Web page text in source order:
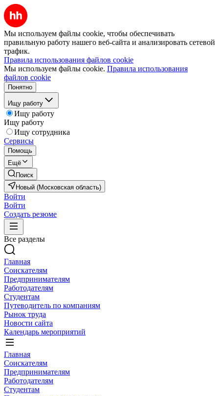
Мы используем файлы cookie, чтобы обеспечивать
правильную работу нашего веб-сайта и анализировать сетевой
трафик.
Правила использования файлов cookie
Мы используем файлы cookie. Правила использования
файлов cookie
Понятно
Ищу работу
Ищу работу
Ищу работу
Ищу сотрудника
Сервисы
Помощь
Ещё
Поиск
Новый (Московская область)
Войти
Войти
Создать резюме
Все разделы
Главная
Соискателям
Предпринимателям
Работодателям
Студентам
Путеводитель по компаниям
Рынок труда
Новости сайта
Календарь мероприятий
Главная
Соискателям
Предпринимателям
Работодателям
Студентам